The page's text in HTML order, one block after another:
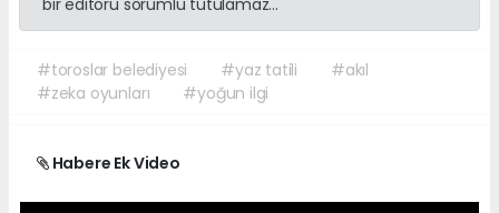
bir editörü sorumlu tutulamaz...
#toroslar belediyesi #yaz tatili
#akıl
#zeka oyunları
#yoğun ilgi
Habere Ek Video